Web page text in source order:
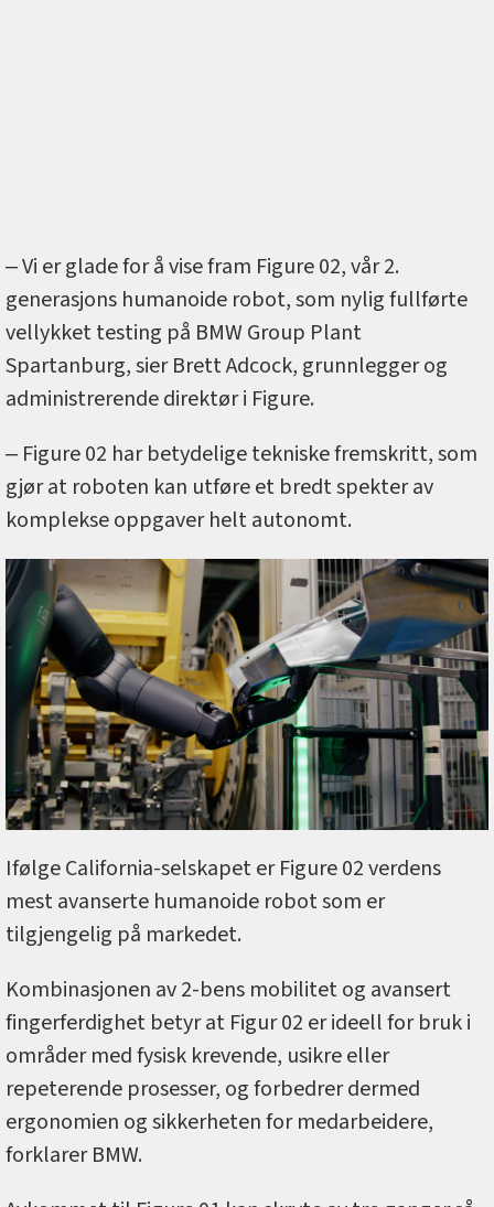
‒ Vi er glade for å vise fram Figure 02, vår 2.
generasjons humanoide robot, som nylig fullførte
vellykket testing på BMW Group Plant
Spartanburg, sier Brett Adcock, grunnlegger og
administrerende direktør i Figure.
‒ Figure 02 har betydelige tekniske fremskritt, som
gjør at roboten kan utføre et bredt spekter av
komplekse oppgaver helt autonomt.
Ifølge California-selskapet er Figure 02 verdens
mest avanserte humanoide robot som er
tilgjengelig på markedet.
Kombinasjonen av 2-bens mobilitet og avansert
fingerferdighet betyr at Figur 02 er ideell for bruk i
områder med fysisk krevende, usikre eller
repeterende prosesser, og forbedrer dermed
ergonomien og sikkerheten for medarbeidere,
forklarer BMW.